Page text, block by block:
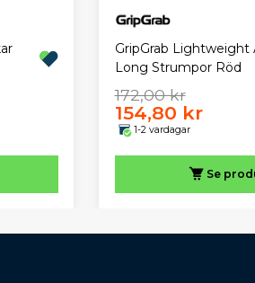
GripGrab Lightweight
Long Strumpor Röd
172,00 kr
154,80 kr
1-2 vardagar
Se